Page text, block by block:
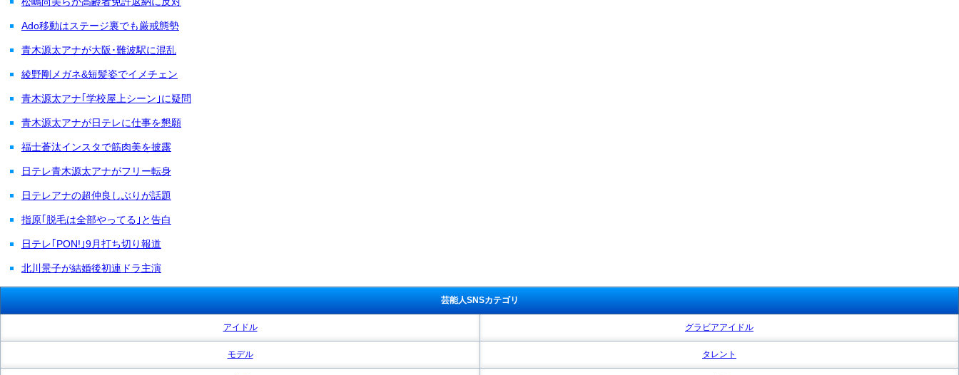
Ado移動はステージ裏でも厳戒態勢
青木源太アナが大阪･難波駅に混乱
綾野剛メガネ&短髪姿でイメチェン
青木源太アナ｢学校屋上シーン｣に疑問
青木源太アナが日テレに仕事を懇願
福士蒼汰インスタで筋肉美を披露
日テレ青木源太アナがフリー転身
日テレアナの超仲良しぶりが話題
指原｢脱毛は全部やってる｣と告白
日テレ｢PON!｣9月打ち切り報道
北川景子が結婚後初連ドラ主演
芸能人SNSカテゴリ
アイドル グラビアアイドル
モデル タレント